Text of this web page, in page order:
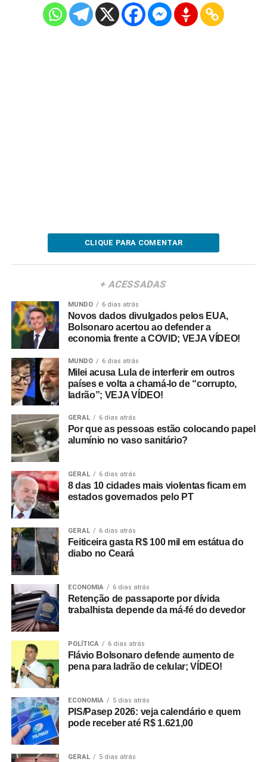
CLIQUE PARA COMENTAR
+ ACESSADAS
MUNDO 6 dias atrás
Novos dados divulgados pelos EUA,
Bolsonaro acertou ao defender a
economia frente a COVID; VEJA VÍDEO!
MUNDO 6 dias atrás
Milei acusa Lula de interferir em outros
países e volta a chamá-lo de “corrupto,
ladrão”; VEJA VÍDEO!
GERAL 6 dias atrás
Por que as pessoas estão colocando papel
alumínio no vaso sanitário?
GERAL 6 dias atrás
8 das 10 cidades mais violentas ficam em
estados governados pelo PT
GERAL 6 dias atrás
Feiticeira gasta R$ 100 mil em estátua do
diabo no Ceará
ECONOMIA 6 dias atrás
Retenção de passaporte por dívida
trabalhista depende da má-fé do devedor
POLÍTICA 6 dias atrás
Flávio Bolsonaro defende aumento de
pena para ladrão de celular; VÍDEO!
ECONOMIA 5 dias atrás
PIS/Pasep 2026: veja calendário e quem
pode receber até R$ 1.621,00
GERAL 5 dias atrás